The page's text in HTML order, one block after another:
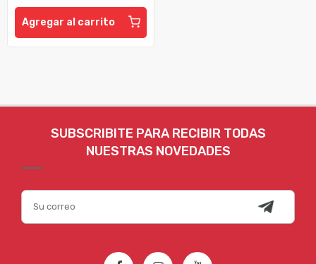
Agregar al carrito
SUBSCRIBITE PARA RECIBIR TODAS
NUESTRAS NOVEDADES